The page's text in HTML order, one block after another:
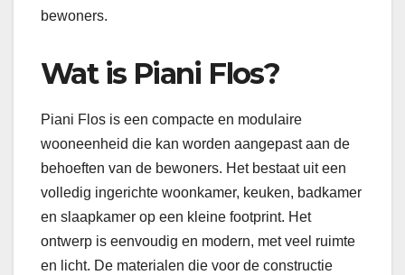
bewoners.
Wat is Piani Flos?
Piani Flos is een compacte en modulaire
wooneenheid die kan worden aangepast aan de
behoeften van de bewoners. Het bestaat uit een
volledig ingerichte woonkamer, keuken, badkamer
en slaapkamer op een kleine footprint. Het
ontwerp is eenvoudig en modern, met veel ruimte
en licht. De materialen die voor de constructie